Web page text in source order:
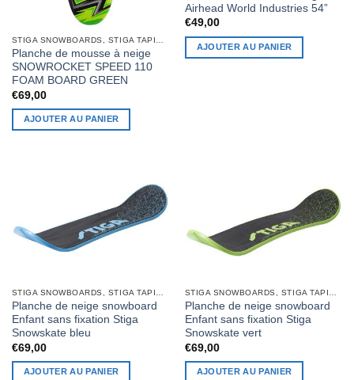
Planche de mousse à neige
SNOWROCKET SPEED 110
FOAM BOARD GREEN
€69,00
AJOUTER AU PANIER
Airhead World Industries 54”
€49,00
AJOUTER AU PANIER
Planche de neige snowboard
Enfant sans fixation Stiga
Snowskate bleu
€69,00
AJOUTER AU PANIER
Planche de neige snowboard
Enfant sans fixation Stiga
Snowskate vert
€69,00
AJOUTER AU PANIER